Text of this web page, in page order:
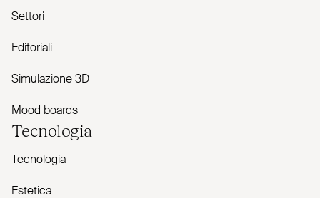
Settori
Editoriali
Simulazione 3D
Mood boards
Tecnologia
Tecnologia
Estetica